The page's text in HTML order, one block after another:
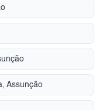
Assunção